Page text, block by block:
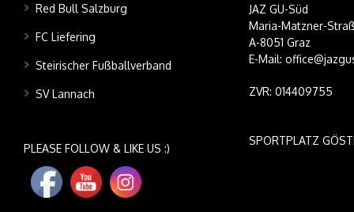
Red Bull Salzburg
FC Liefering
Steirischer Fußballverband
SV Lannach
PLEASE FOLLOW & LIKE US :)
JAZ GU-Süd
Maria-Matzner-
A-8051 Graz
E-Mail:
ZVR: 014409755
SPORTPLATZ